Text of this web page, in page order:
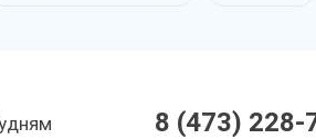
8 (473) 228-